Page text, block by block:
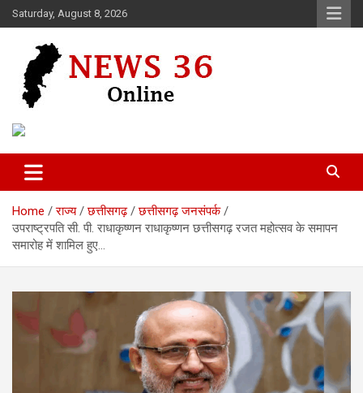
Skip
to
Saturday, August 8, 2026
News 36
Home राज्य छत्तीसगढ़
छत्तीसगढ़ जनसंपर्क
उपराष्ट्रपति सी. पी. राधाकृष्णन राधाकृष्णन छत्तीसगढ़ रजत महोत्सव के समापन
समारोह में शामिल हुए…